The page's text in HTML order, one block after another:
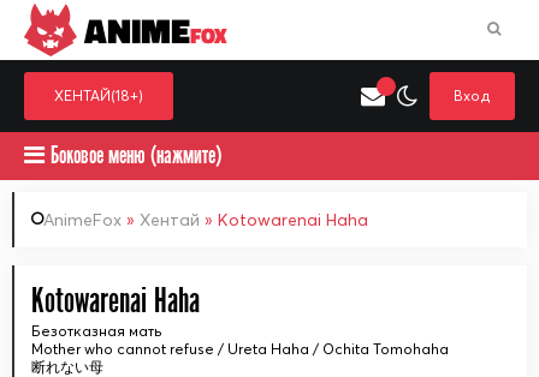
Выберите одну категорию для поиска
ANIMEFOX
ХЕНТАЙ(18+) Вход
Боковое меню (нажмите)
AnimeFox » Хентай » Kotowarenai Haha
Kotowarenai Haha
Безотказная мать
Mother who cannot refuse / Ureta Haha / Ochita Tomohaha
断れない母